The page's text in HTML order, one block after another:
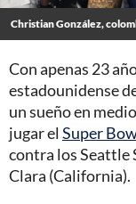
Christian González,
Con apenas 23
estadounidense
un sueño en
jugar el Super
contra los Seattle
Clara (California).